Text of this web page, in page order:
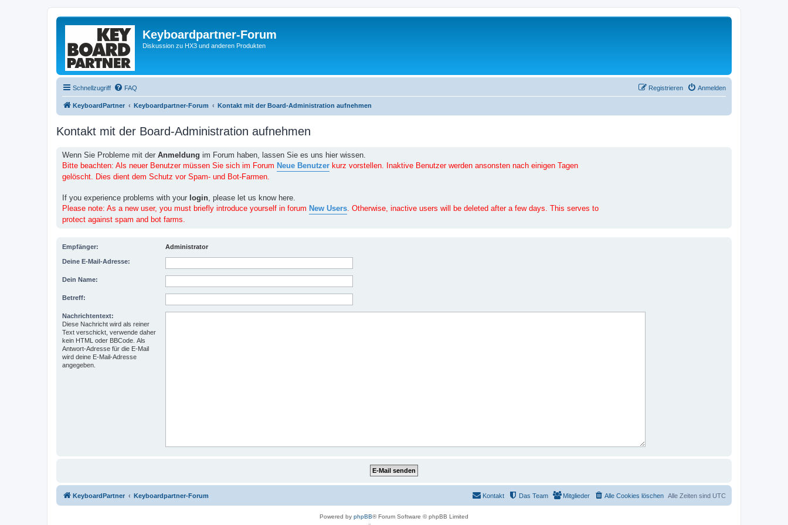
Keyboardpartner-Forum
Diskussion zu HX3 und anderen Produkten
Schnellzugriff FAQ Anmelden
Registrieren
KeyboardPartner Keyboardpartner-Forum Kontakt mit der Board-Administration aufnehmen
Kontakt mit der Board-Administration aufnehmen
Wenn Sie Probleme mit der Anmeldung im Forum haben, lassen Sie es uns hier wissen.
Bitte beachten: Als neuer Benutzer müssen Sie sich im Forum Neue Benutzer kurz vorstellen. Inaktive Benutzer werden ansonsten nach einigen Tagen
gelöscht. Dies dient dem Schutz vor Spam- und Bot-Farmen.
If you experience problems with your login, please let us know here.
Please note: As a new user, you must briefly introduce yourself in forum New Users. Otherwise, inactive users will be deleted after a few days. This serves to
protect against spam and bot farms.
Empfänger: Administrator
Deine E-Mail-Adresse:
Dein Name:
Betreff:
Nachrichtentext:
Diese Nachricht wird als reiner
Text verschickt, verwende daher
kein HTML oder BBCode. Als
Antwort-Adresse für die E-Mail
wird deine E-Mail-Adresse
angegeben.
KeyboardPartner Keyboardpartner-Forum Alle Zeiten sind UTC
Alle Cookies löschen
Mitglieder
Das Team
Kontakt
Powered by phpBB® Forum Software © phpBB Limited